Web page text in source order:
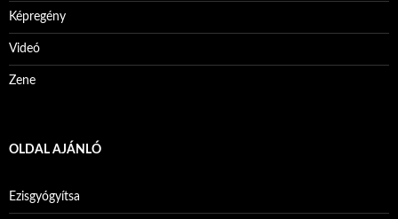
Képregény
Videó
Zene
OLDAL AJÁNLÓ
Ezisgyógyítsa